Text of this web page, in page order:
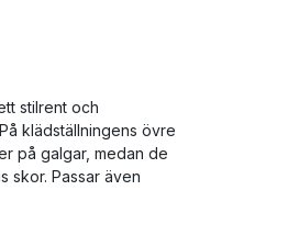
stilrent och
klädställningens övre
på galgar, medan de
skor. Passar även